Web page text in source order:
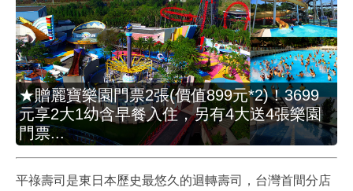
★贈麗寶樂園門票2張(價值899元*2)！3699
元享2大1幼含早餐入住，另有4大送4張樂園
門票...
平祿壽司是東日本歷史最悠久的迴轉壽司，台灣首間分店